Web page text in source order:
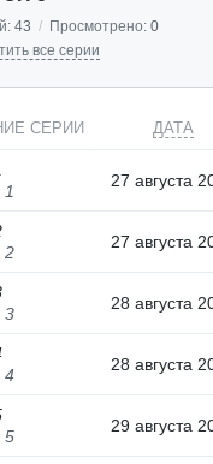
43 / Просмотрено: 0
все серии
СЕРИИ ДАТА
27 августа
2
27 августа
3
28 августа
4
28 августа
5
29 августа